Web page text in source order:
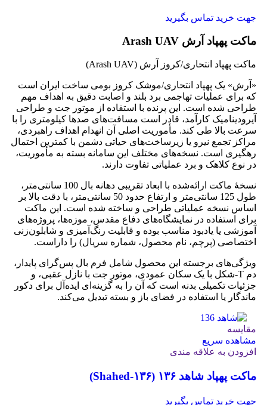
جهت خرید تماس بگیرید
ماکت پهپاد آرش Arash UAV
ماکت پهپاد انتحاری/کروز آرش (Arash UAV)
«آرش» یک پهپاد انتحاری/موشک کروز بومی ساخت ایران است
که برای عملیات تهاجمی برد بلند و اصابت دقیق به اهداف مهم
طراحی شده است. این پرنده با استفاده از موتور جت و طراحی
آیرودینامیک کارآمد، قادر است مسافت‌های صدها کیلومتری را با
سرعت بالا طی کند. مأموریت اصلی آن انهدام اهداف راهبردی،
مراکز تجمع نیرو یا زیرساخت‌های حیاتی دشمن با کمترین احتمال
رهگیری است. نسخه‌های مختلف این سامانه بسته به مأموریت،
در نوع کلاهک و برد عملیاتی تفاوت دارند.
نسخهٔ ماکت ارائه‌شده با ابعاد تقریبی دهانه بال 100 سانتی‌متر،
طول 125 سانتی‌متر و ارتفاع حدود 50 سانتی‌متر، با دقت بالا بر
اساس نسخه عملیاتی طراحی و ساخته شده است. این ماکت
برای استفاده در نمایشگاه‌های دفاع مقدس، موزه‌ها، پروژه‌های
آموزشی یا یادبود مناسب بوده و قابلیت رنگ‌آمیزی و شابلون‌زنی
اختصاصی (پرچم، نام محصول، شماره سریال) را داراست.
ویژگی‌های برجسته این محصول شامل فرم بال پس‌گرای پایدار،
دم T‑شکل با یک سکان عمودی، موتور جت با نازل عقبی، و
جزئیات تکمیلی بدنه است که آن را به گزینه‌ای ایده‌آل برای دکور
ماندگار یا استفاده در فضای باز و بسته تبدیل می‌کند.
مقایسه
مشاهده سریع
افزودن به علاقه مندی
ماکت پهپاد شاهد ۱۳۶ (Shahed‑۱۳۶)
جهت خرید تماس بگیرید